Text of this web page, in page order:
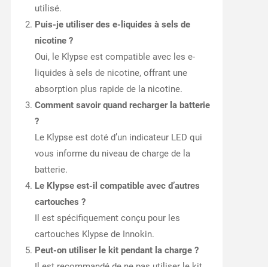
utilisé.
Puis-je utiliser des e-liquides à sels de
nicotine ?
Oui, le Klypse est compatible avec les e-
liquides à sels de nicotine, offrant une
absorption plus rapide de la nicotine.
Comment savoir quand recharger la batterie
?
Le Klypse est doté d’un indicateur LED qui
vous informe du niveau de charge de la
batterie.
Le Klypse est-il compatible avec d’autres
cartouches ?
Il est spécifiquement conçu pour les
cartouches Klypse de Innokin.
Peut-on utiliser le kit pendant la charge ?